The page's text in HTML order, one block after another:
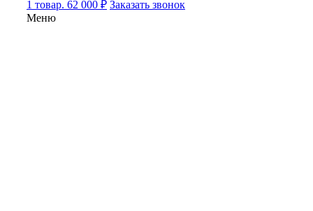
1 товар. 62 000 ₽ Заказать звонок
Меню